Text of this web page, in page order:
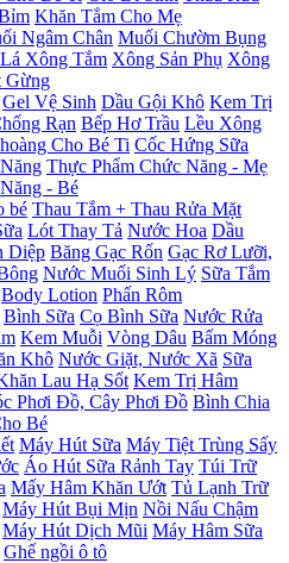
Khăn Tắm Cho Mẹ
Ngâm Chân Muối Chườm Bụng
Lá Xông Tắm Xông Sản Phụ Xông
Gừng
Gel Vệ Sinh Dầu Gội Khô Kem Trị
Rạn Bếp Hơ Trầu Lều Xông
Cho Bé Ti Cốc Hứng Sữa
Thực Phẩm Chức Năng - Mẹ
- Bé
bé Thau Tắm + Thau Rửa Mặt
Lót Thay Tả Nước Hoa Dầu
Diệp Băng Gạc Rốn Gạc Rơ Lưỡi,
Nước Muối Sinh Lý Sữa Tắm
Body Lotion Phấn Rôm
Bình Sữa Cọ Bình Sữa Nước Rửa
Kem Muỗi Vòng Dâu Bấm Móng
Khô Nước Giặt, Nước Xã Sữa
Lau Hạ Sốt Kem Trị Hâm
Phơi Đồ, Cây Phơi Đồ Bình Chia
Bé
Máy Hút Sữa Máy Tiệt Trùng Sấy
Áo Hút Sữa Rảnh Tay Túi Trữ
Mấy Hâm Khăn Ướt Tủ Lạnh Trữ
Máy Hút Bụi Mịn Nồi Nấu Chậm
Máy Hút Dịch Mũi Máy Hâm Sữa
Ghế ngồi ô tô